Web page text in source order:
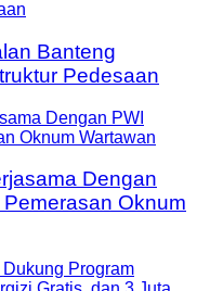
Banteng
Pedesaan
Dengan
Oknum